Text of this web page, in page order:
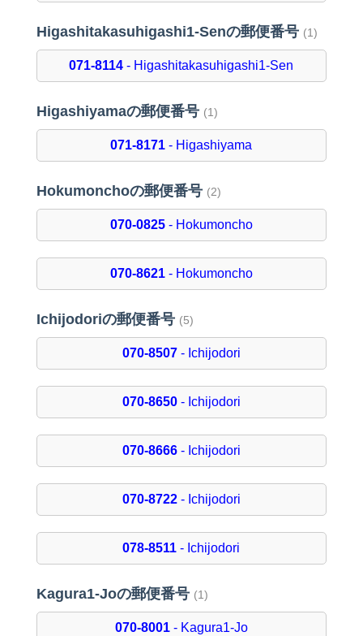
Higashitakasuhigashi1-Senの郵便番号 (1)
071-8114 - Higashitakasuhigashi1-Sen
Higashiyamaの郵便番号 (1)
071-8171 - Higashiyama
Hokumonchoの郵便番号 (2)
070-0825- Hokumoncho
070-8621- Hokumoncho
Ichijodoriの郵便番号 (5)
070-8507- Ichijodori
070-8650- Ichijodori
070-8666- Ichijodori
070-8722- Ichijodori
078-8511 - Ichijodori
Kagura1-Joの郵便番号 (1)
070-8001- Kagura1-Jo